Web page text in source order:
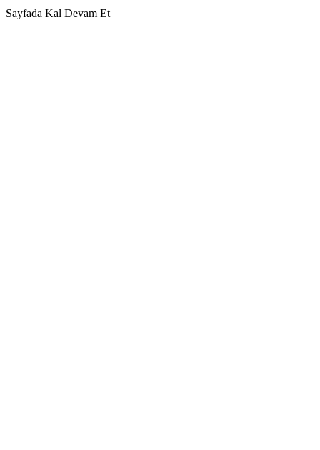
Sayfada Kal Devam Et